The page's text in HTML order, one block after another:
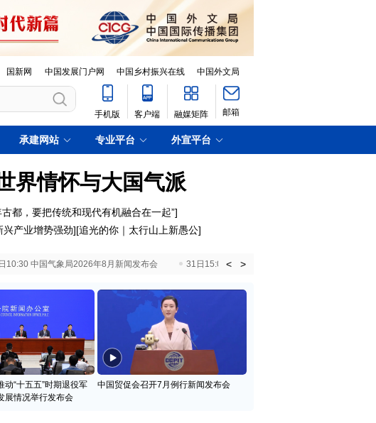
国新网 中国发展门户网 中国乡村振兴在线 中国外文局
手机版 客户端 融媒矩阵 邮箱
承建网站 专业平台 外宣平台
界情怀与大国气派
都，要把传统和现代有机融合在一起”]
兴产业增势强劲][追光的你｜太行山上新愚公]
10:30 中国气象局2026年8月新闻发布会 31日15:00 国新办就加快推动“十五五”时期退役
< >
动“十五五”时期退役军
展情况举行发布会
中国贸促会召开7月例行新闻发布会